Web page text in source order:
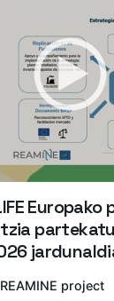
partekatu
project